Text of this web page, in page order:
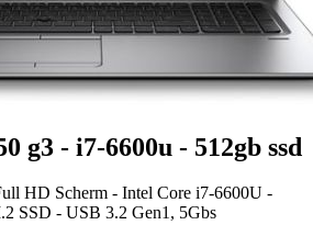
g3 - i7-6600u - 512gb ssd
HD Scherm - Intel Core i7-6600U -
SSD - USB 3.2 Gen1, 5Gbs